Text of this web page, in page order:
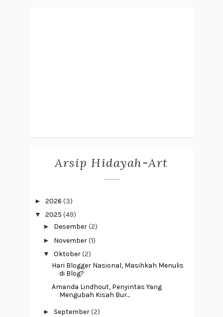
Arsip Hidayah-Art
► 2026 (3)
▼ 2025 (49)
► Desember(2)
► November(1)
▼ Oktober(2)
Hari Blogger Nasional, Masihkah Menulis
di Blog?
Amanda Lindhout, Penyintas Yang
Mengubah Kisah Bur...
► September(2)